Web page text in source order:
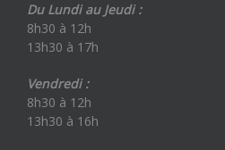
Du Lundi au Jeudi :
8h30 à 12h
13h30 à 17h
Vendredi :
8h30 à 12h
13h30 à 16h